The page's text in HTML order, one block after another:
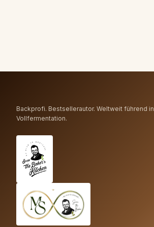
Backprofi. Bestsellerautor. Weltweit führend in
Vollfermentation.